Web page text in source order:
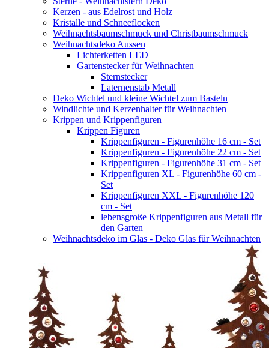
Kerzen - aus Edelrost und Holz
Kristalle und Schneeflocken
Weihnachtsbaumschmuck und Christbaumschmuck
Weihnachtsdeko Aussen
Lichterketten LED
Gartenstecker für Weihnachten
Sternstecker
Laternenstab Metall
Deko Wichtel und kleine Wichtel zum Basteln
Windlichte und Kerzenhalter für Weihnachten
Krippen und Krippenfiguren
Krippen Figuren
Krippenfiguren - Figurenhöhe 16 cm - Set
Krippenfiguren - Figurenhöhe 22 cm - Set
Krippenfiguren - Figurenhöhe 31 cm - Set
Krippenfiguren XL - Figurenhöhe 60 cm -
Set
Krippenfiguren XXL - Figurenhöhe 120
cm - Set
lebensgroße Krippenfiguren aus Metall für
den Garten
Weihnachtsdeko im Glas - Deko Glas für Weihnachten